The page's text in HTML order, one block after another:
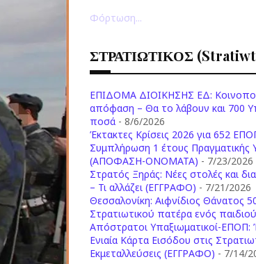
Φόρτωση...
ΣΤΡΑΤΙΩΤΙΚΟΣ
ΕΠΙΔΟΜΑ ΔΙΟΙΚΗΣΗΣ ΕΔ:
απόφαση – Θα το λάβουν και 700
ποσά - 8/6/2026
Έκτακτες Κρίσεις 2026 για 652
Συμπλήρωση 1 έτους Πραγματικής
(ΑΠΟΦΑΣΗ-ONOMATA) - 7/23/2026
Στρατός Ξηράς: Νέες στολές και
– Τι αλλάζει (ΕΓΓΡΑΦΟ) - 7/21/2026
Θεσσαλονίκη: Αιφνίδιος Θάνατος
Στρατιωτικού πατέρα ενός παιδιού
Απόστρατοι Υπαξιωματικοί-ΕΠΟΠ:
Ενιαία Κάρτα Εισόδου στις
Εκμεταλλεύσεις (ΕΓΓΡΑΦΟ) - 7/14/